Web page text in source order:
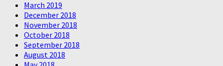
March 2019
December 2018
November 2018
October 2018
September 2018
August 2018